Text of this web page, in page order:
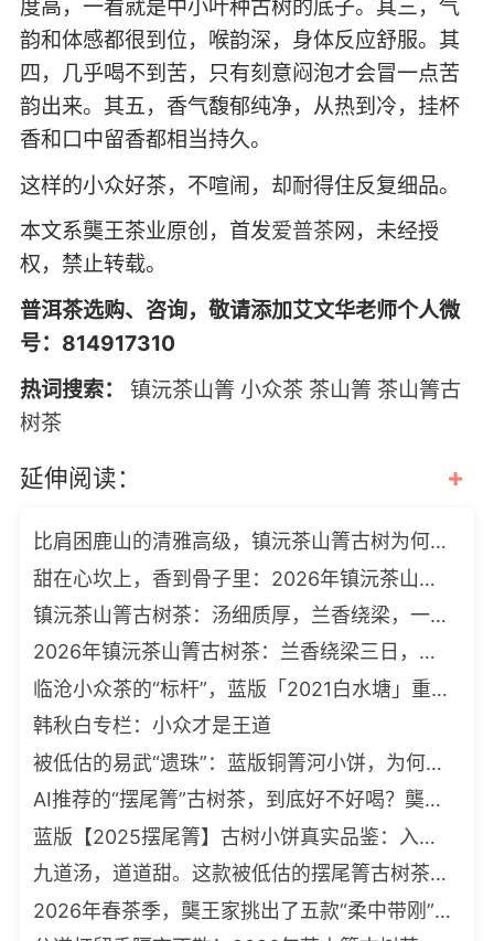
度高，一看就是中小叶种古树的底子。其三，气
韵和体感都很到位，喉韵深，身体反应舒服。其
四，几乎喝不到苦，只有刻意闷泡才会冒一点苦
韵出来。其五，香气馥郁纯净，从热到冷，挂杯
香和口中留香都相当持久。
这样的小众好茶，不喧闹，却耐得住反复细品。
本文系龑王茶业原创，首发爱普茶网，未经授
权，禁止转载。
普洱茶选购、咨询，敬请添加艾文华老师个人微
号：814917310
热词搜索：
镇沅茶山箐 小众茶 茶山箐 茶山箐古
树茶
延伸阅读： +
比肩困鹿山的清雅高级，镇沅茶山箐古树为何一泡难求？
甜在心坎上，香到骨子里：2026年镇沅茶山箐古树品饮记
镇沅茶山箐古树茶：汤细质厚，兰香绕梁，一口喝出“高级感”
2026年镇沅茶山箐古树茶：兰香绕梁三日，汤细如米汤！
临沧小众茶的“标杆”，蓝版「2021白水塘」重磅推出
韩秋白专栏：小众才是王道
被低估的易武“遗珠”：蓝版铜箐河小饼，为何静置四年方觉其韵？
AI推荐的“摆尾箐”古树茶，到底好不好喝？龑王家帮你试了，值得入手
蓝版【2025摆尾箐】古树小饼真实品鉴：入口清甜鲜爽，汤感糯滑带兰香
九道汤，道道甜。这款被低估的摆尾箐古树茶，存四年后惊艳了我
2026年春茶季，龑王家挑出了五款“柔中带刚”的潜力股